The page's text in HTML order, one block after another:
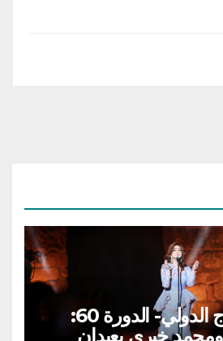
مهرجان قرطاج الدولي- الدورة 60:
ومحمد خيري يعيدان